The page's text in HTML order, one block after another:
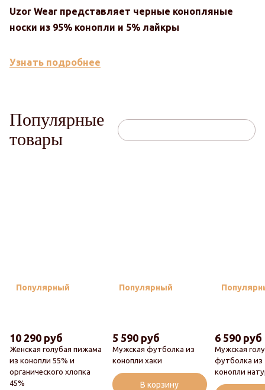
Uzor Wear представляет черные конопляные
носки из 95% конопли и 5% лайкры
Узнать подробнее
Популярные
товары
Популярный
Женская голубая пижама
из конопли 55% и
органического хлопка
45%
10 290 руб
Популярный
Мужская футболка из
конопли хаки
5 590 руб
В корзину
Мужская
футболка из
конопли
6 590 руб